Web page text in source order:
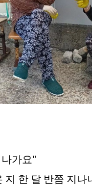
가요"
지 한 달 반쯤 지나